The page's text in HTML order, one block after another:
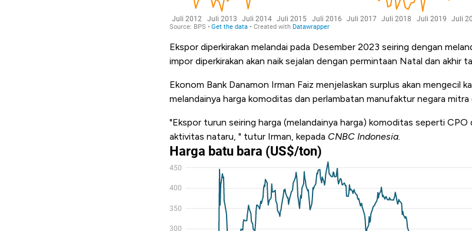
Ekspor diperkirakan melandai pada Desember 2023 seiring dengan
impor diperkirakan akan naik sejalan dengan permintaan Natal dan akhir
Ekonom Bank Danamon Irman Faiz menjelaskan surplus akan mengecil
melandainya harga komoditas dan perlambatan manufaktur negara mitra
"Ekspor turun seiring harga (melandainya harga) komoditas seperti CPO
aktivitas nataru, " tutur Irman, kepada CNBC Indonesia.